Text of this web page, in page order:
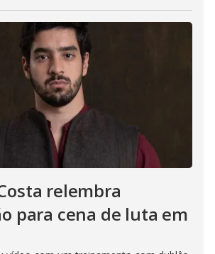
relembra
para cena de luta em